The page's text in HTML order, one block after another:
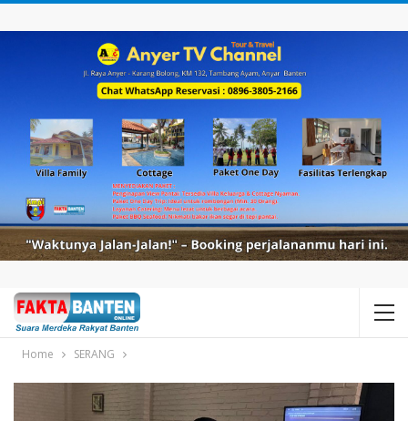
Home SERANG